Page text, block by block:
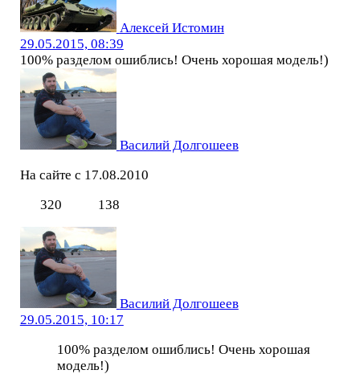
Алексей Истомин
29.05.2015, 08:39
100% разделом ошиблись! Очень хорошая модель!)
Василий Долгошеев
На сайте с 17.08.2010
320
138
Василий Долгошеев
29.05.2015, 10:17
100% разделом ошиблись! Очень хорошая
модель!)